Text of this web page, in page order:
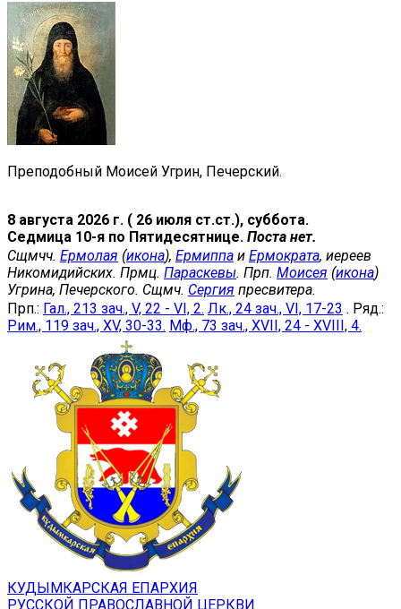
Преподобный Моисей Угрин, Печерский.
8 августа 2026 г. ( 26 июля ст.ст.), суббота.
Седмица 10-я по Пятидесятнице. Поста нет.
Сщмчч. Ермолая (икона), Ермиппа и Ермократа, иереев
Никомидийских. Прмц. Параскевы. Прп. Моисея (икона)
Угрина, Печерского. Сщмч. Сергия пресвитера.
Прп.: Гал., 213 зач., V, 22 - VI, 2. Лк., 24 зач., VI, 17-23 . Ряд.:
Рим., 119 зач., XV, 30-33. Мф., 73 зач., XVII, 24 - XVIII, 4.
КУДЫМКАРСКАЯ ЕПАРХИЯ
РУССКОЙ ПРАВОСЛАВНОЙ ЦЕРКВИ